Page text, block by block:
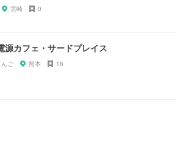
宮崎 0
源カフェ・サードプレイス
ご 熊本 16